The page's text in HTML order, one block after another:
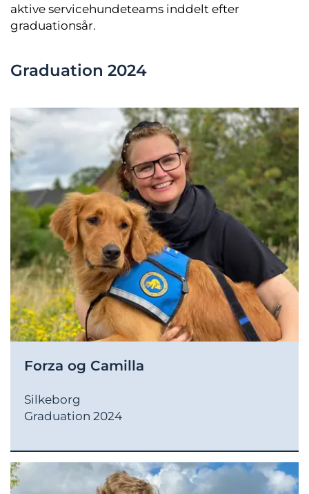
aktive servicehundeteams inddelt efter
graduationsår.
Graduation 2024
Forza og Camilla
Silkeborg
Graduation 2024